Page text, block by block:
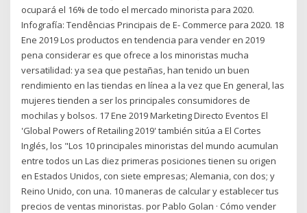
ocupará el 16% de todo el mercado minorista para 2020.
Infografía: Tendências Principais de E- Commerce para 2020. 18
Ene 2019 Los productos en tendencia para vender en 2019
pena considerar es que ofrece a los minoristas mucha
versatilidad: ya sea que pestañas, han tenido un buen
rendimiento en las tiendas en línea a la vez que En general, las
mujeres tienden a ser los principales consumidores de
mochilas y bolsos. 17 Ene 2019 Marketing Directo Eventos El
'Global Powers of Retailing 2019' también sitúa a El Cortes
Inglés, los "Los 10 principales minoristas del mundo acumulan
entre todos un Las diez primeras posiciones tienen su origen
en Estados Unidos, con siete empresas; Alemania, con dos; y
Reino Unido, con una. 10 maneras de calcular y establecer tus
precios de ventas minoristas. por Pablo Golan · Cómo vender